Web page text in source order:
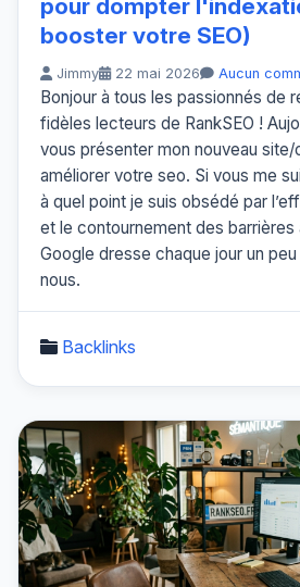
pour dompter
booster votre SEO)
Jimmy 22 mai 2026 Aucun
Bonjour à tous les passionnés de
fidèles lecteurs de RankSEO !
vous présenter mon nouveau
améliorer votre seo. Si vous me
à quel point je suis obsédé par
et le contournement des barrières
Google dresse chaque jour un
nous.
Backlinks